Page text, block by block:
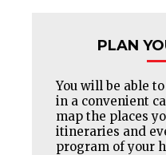
PLAN
You will be able
in a convenient
map the places
itineraries and
program of your